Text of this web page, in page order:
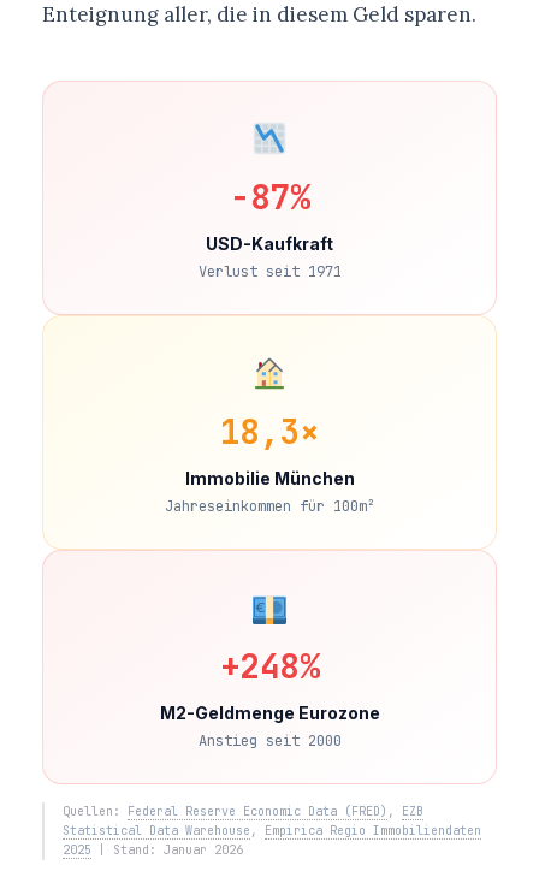
Enteignung aller, die in diesem Geld sparen.
−87%
USD-Kaufkraft
Verlust seit 1971
18,3×
Immobilie München
Jahreseinkommen für 100m²
+248%
M2-Geldmenge Eurozone
Anstieg seit 2000
Quellen: Federal Reserve Economic Data (FRED) ,
EZB
Statistical Data Warehouse ,
Empirica Regio Immobiliendaten
2025 | Stand: Januar 2026